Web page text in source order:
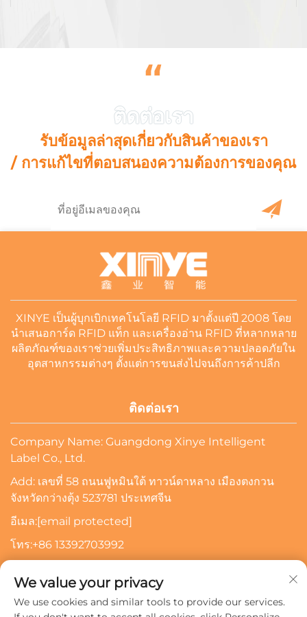
“
รับข้อมูลล่าสุดเกี่ยวกับสินค้าของเรา
/ การแก้ไขที่ตอบสนองความต้องการของคุณ
XINYE เป็นผู้บุกเบิกเทคโนโลยี RFID มาตั้งแต่ปี 2008 โดย
นำเสนอการ์ด RFID แท็ก และเครื่องอ่าน RFID ที่หลากหลาย
ผลิตภัณฑ์ของเราช่วยเพิ่มประสิทธิภาพและความปลอดภัยใน
อุตสาหกรรมต่างๆ ตั้งแต่การขนส่งไปจนถึงการค้าปลีก
ติดต่อเรา
Company Name: Guangdong Xinye Intelligent
Label Co., Ltd.
Add: เลขที่ 58 ถนนฟูหมินใต้ ทาวน์ดาหลาง เมืองตงกวน
จังหวัดกว่างตุ้ง 523781 ประเทศจีน
อีเมล:[email protected]
โทร:+86 13392703992
สมัครรับข้อมูล
We value your privacy
We use cookies and similar tools to provide our services.